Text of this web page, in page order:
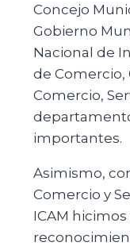
Concejo
Gobierno
Nacional de
de Comercio,
Comercio,
importantes.
Asimismo,
Comercio y
ICAM